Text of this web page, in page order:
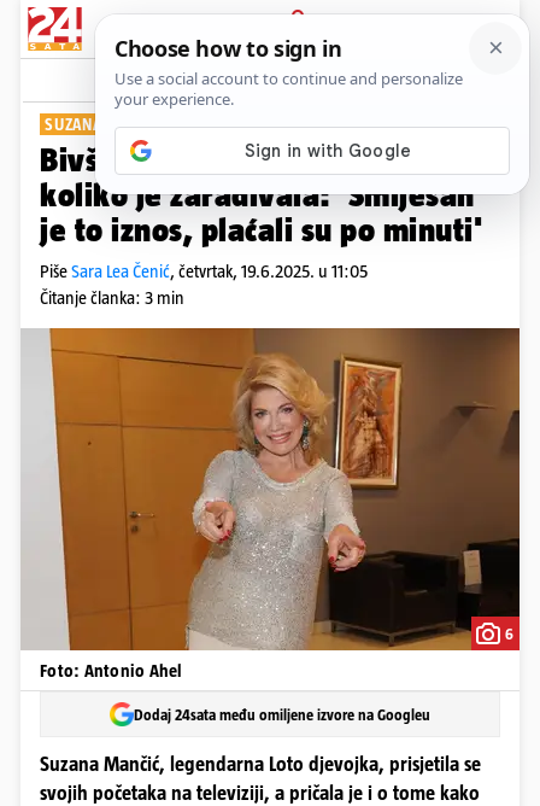
PRIJAVA
Show Komentari
SUZANA MANČIĆ
Bivša Loto djevojka otkrila
koliko je zarađivala: 'Smiješan
je to iznos, plaćali su po minuti'
PišeSara Lea Čenić, četvrtak, 19.6.2025. u 11:05
Čitanje članka: 3 min
6
Foto: Antonio Ahel
Dodaj 24sata među omiljene izvore na Googleu
Suzana Mančić, legendarna Loto djevojka, prisjetila se
svojih početaka na televiziji, a pričala je i o tome kako